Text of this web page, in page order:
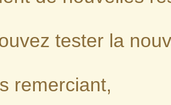
tester la
remerciant,